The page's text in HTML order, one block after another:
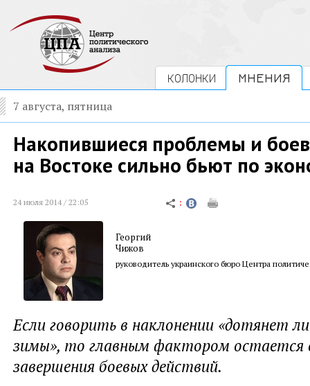
КОЛОНКИ МНЕНИЯ
7 августа, пятница
Накопившиеся проблемы и
на Востоке сильно бьют по
24 июля 2014 / 22:05
Георгий
Чижов
руководитель украинского бюро Центра
Если говорить в наклонении «дотянет
зимы», то главным фактором остается
завершения боевых действий.